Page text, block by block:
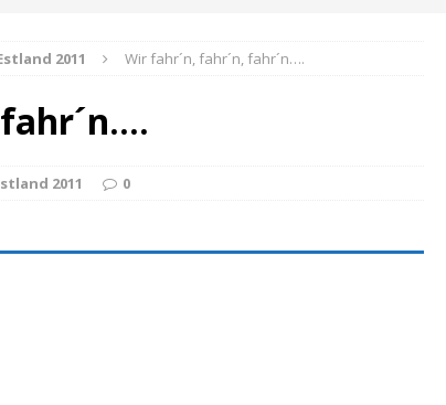
Katamaran MS „Nordlicht“ zurück: Auf nach
2011 Wir fahr´n, fahr´n, fahr´n….
2011 0